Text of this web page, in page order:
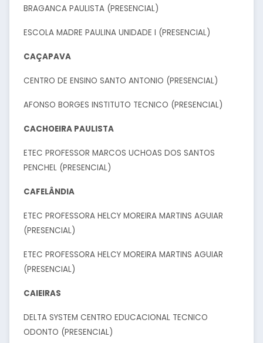
BRAGANCA PAULISTA (PRESENCIAL)
ESCOLA MADRE PAULINA UNIDADE I (PRESENCIAL)
CAÇAPAVA
CENTRO DE ENSINO SANTO ANTONIO (PRESENCIAL)
AFONSO BORGES INSTITUTO TECNICO (PRESENCIAL)
CACHOEIRA PAULISTA
ETEC PROFESSOR MARCOS UCHOAS DOS SANTOS
PENCHEL (PRESENCIAL)
CAFELÂNDIA
ETEC PROFESSORA HELCY MOREIRA MARTINS AGUIAR
(PRESENCIAL)
ETEC PROFESSORA HELCY MOREIRA MARTINS AGUIAR
(PRESENCIAL)
CAIEIRAS
DELTA SYSTEM CENTRO EDUCACIONAL TECNICO
ODONTO (PRESENCIAL)